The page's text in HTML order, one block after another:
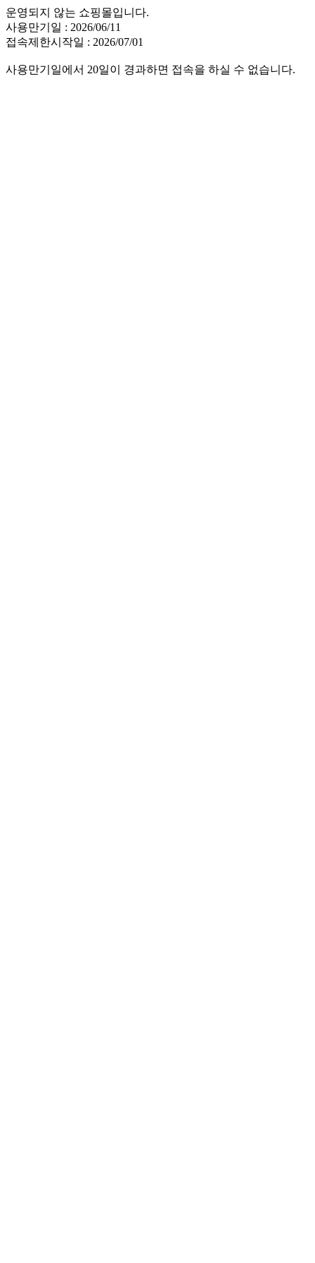
운영되지 않는 쇼핑몰입니다.
사용만기일 : 2026/06/11
접속제한시작일 : 2026/07/01
사용만기일에서 20일이 경과하면 접속을 하실 수 없습니다.